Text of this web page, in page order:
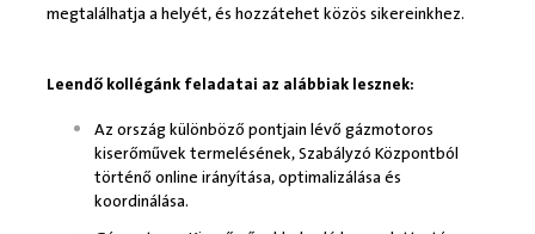
megtalálhatja a helyét, és hozzátehet közös sikereinkhez.
Leendő kollégánk feladatai az alábbiak lesznek:
Az ország különböző pontjain lévő gázmotoros
kiserőművek termelésének, Szabályzó Központból
történő online irányítása, optimalizálása és
koordinálása.